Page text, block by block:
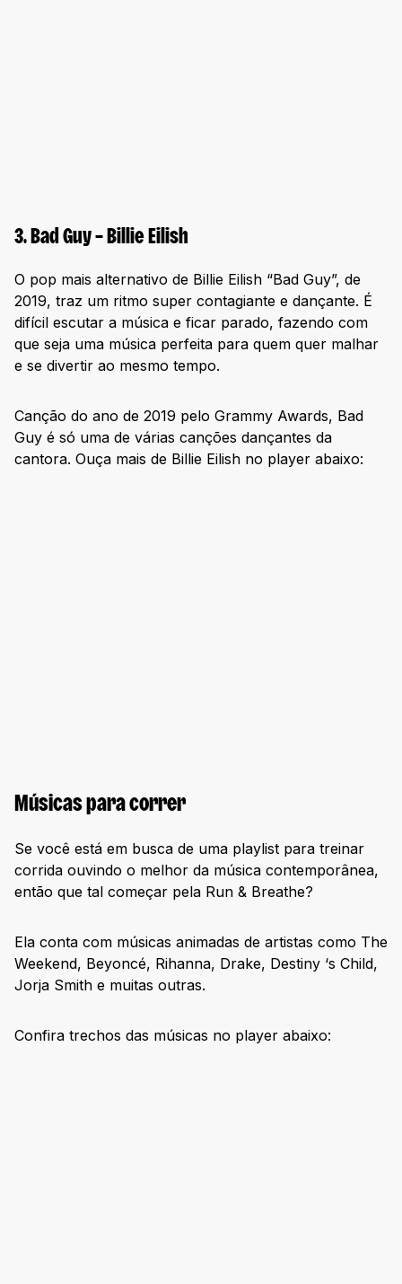
3. Bad Guy – Billie Eilish
O pop mais alternativo de Billie Eilish “Bad Guy”, de
2019, traz um ritmo super contagiante e dançante. É
difícil escutar a música e ficar parado, fazendo com
que seja uma música perfeita para quem quer malhar
e se divertir ao mesmo tempo.
Canção do ano de 2019 pelo Grammy Awards, Bad
Guy é só uma de várias canções dançantes da
cantora. Ouça mais de Billie Eilish no player abaixo:
Músicas para correr
Se você está em busca de uma playlist para treinar
corrida ouvindo o melhor da música contemporânea,
então que tal começar pela Run & Breathe?
Ela conta com músicas animadas de artistas como The
Weekend, Beyoncé, Rihanna, Drake, Destiny ‘s Child,
Jorja Smith e muitas outras.
Confira trechos das músicas no player abaixo: